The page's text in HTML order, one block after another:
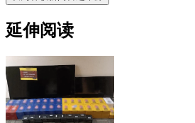
延伸阅读